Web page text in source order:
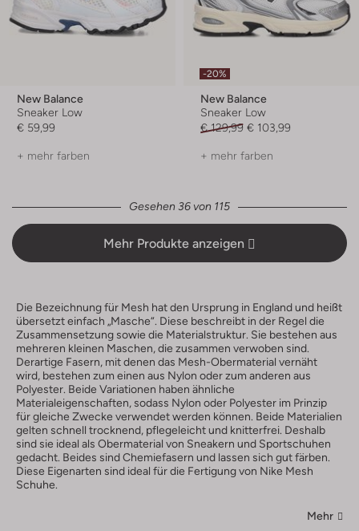
New Balance
Sneaker Low
€ 59,99
+ mehr farben
-20%
New Balance
Sneaker Low
€ 129,99 € 103,99
+ mehr farben
Gesehen 36 von 115
Mehr Produkte anzeigen
Die Bezeichnung für Mesh hat den Ursprung in England und heißt
übersetzt einfach „Masche“. Diese beschreibt in der Regel die
Zusammensetzung sowie die Materialstruktur. Sie bestehen aus
mehreren kleinen Maschen, die zusammen verwoben sind.
Derartige Fasern, mit denen das Mesh-Obermaterial vernäht
wird, bestehen zum einen aus Nylon oder zum anderen aus
Polyester. Beide Variationen haben ähnliche
Materialeigenschaften, sodass Nylon oder Polyester im Prinzip
für gleiche Zwecke verwendet werden können. Beide Materialien
gelten schnell trocknend, pflegeleicht und knitterfrei. Deshalb
sind sie ideal als Obermaterial von Sneakern und Sportschuhen
gedacht. Beides sind Chemiefasern und lassen sich gut färben.
Diese Eigenarten sind ideal für die Fertigung von Nike Mesh
Schuhe.
Mehr